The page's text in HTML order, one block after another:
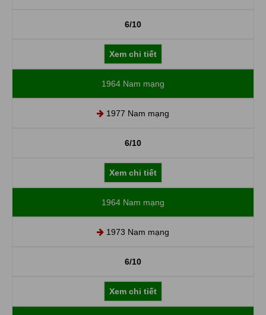
6/10
Xem chi tiết
1964 Nam mạng
1977 Nam mạng
6/10
Xem chi tiết
1964 Nam mạng
1973 Nam mạng
6/10
Xem chi tiết